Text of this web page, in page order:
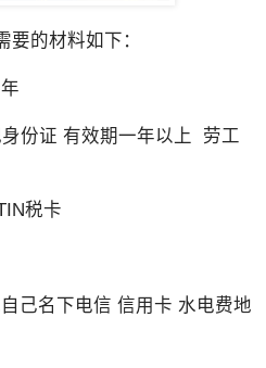
要的材料如下：
份证 有效期一年以上 劳工
税卡
己名下电信 信用卡 水电费地